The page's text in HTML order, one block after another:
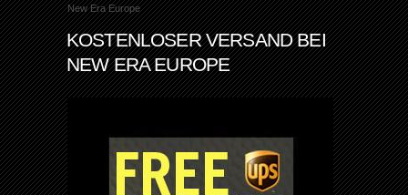
New Era Europe
KOSTENLOSER VERSAND BEI
NEW ERA EUROPE